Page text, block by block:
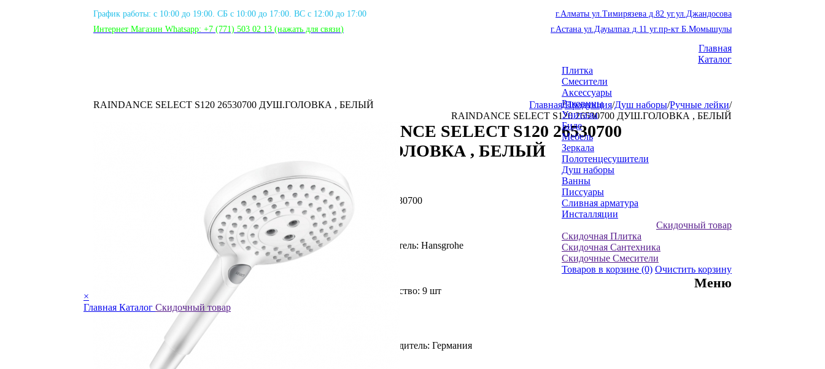
График работы: с 10:00 до 19:00. СБ с 10:00 до 17:00. ВС с 12:00 до 17:00
Интернет Магазин Whatsapp: +7 (771) 503 02 13 (нажать для связи)
г.Алматы ул.Тимирязева д.82 уг.ул.Джандосова
г.Астана ул.Дауылпаз д.11 уг.пр-кт Б.Момышулы
Главная
Каталог
Плитка
Смесители
Аксессуары
Раковины
Унитазы
Биде
Мебель
Зеркала
Полотенцесушители
Душ наборы
Ванны
Писсуары
Сливная арматура
Инсталляции
Скидочный товар
Скидочная Плитка
Скидочная Сантехника
Скидочные Смесители
Товаров в корзине (0) Очистить корзину
Меню
×
Главная Каталог Скидочный товар
RAINDANCE SELECT S120 26530700 ДУШ.ГОЛОВКА , БЕЛЫЙ Главная/Продукция/Душ наборы/Ручные лейки/
RAINDANCE SELECT S120 26530700 ДУШ.ГОЛОВКА , БЕЛЫЙ
RAINDANCE SELECT S120 26530700
ДУШ.ГОЛОВКА , БЕЛЫЙ
Артикул: HG_26530700
Фирма производитель: Hansgrohe
Доступное количество: 9 шт
Страна производитель: Германия